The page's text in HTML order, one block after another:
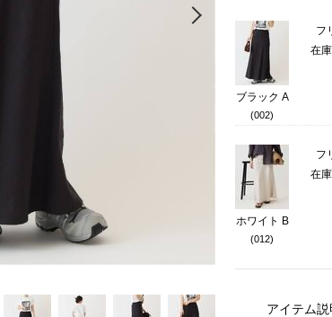
ブラック A
(002)
フ
在
ホワイト B
(012)
フ
在
アイテム説